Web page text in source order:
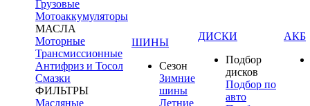
Грузовые
Мотоаккумуляторы
МАСЛА
Моторные
Трансмиссионные
Антифриз и Тосол
Смазки
ФИЛЬТРЫ
Масляные
ШИНЫ
Сезон
Зимние
шины
Летние
ДИСКИ
Подбор
дисков
Подбор по
авто
АКБ